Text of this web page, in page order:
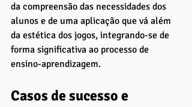
da compreensão das necessidades dos
alunos e de uma aplicação que vá além
da estética dos jogos, integrando-se de
forma significativa ao processo de
ensino-aprendizagem.
Casos de sucesso e